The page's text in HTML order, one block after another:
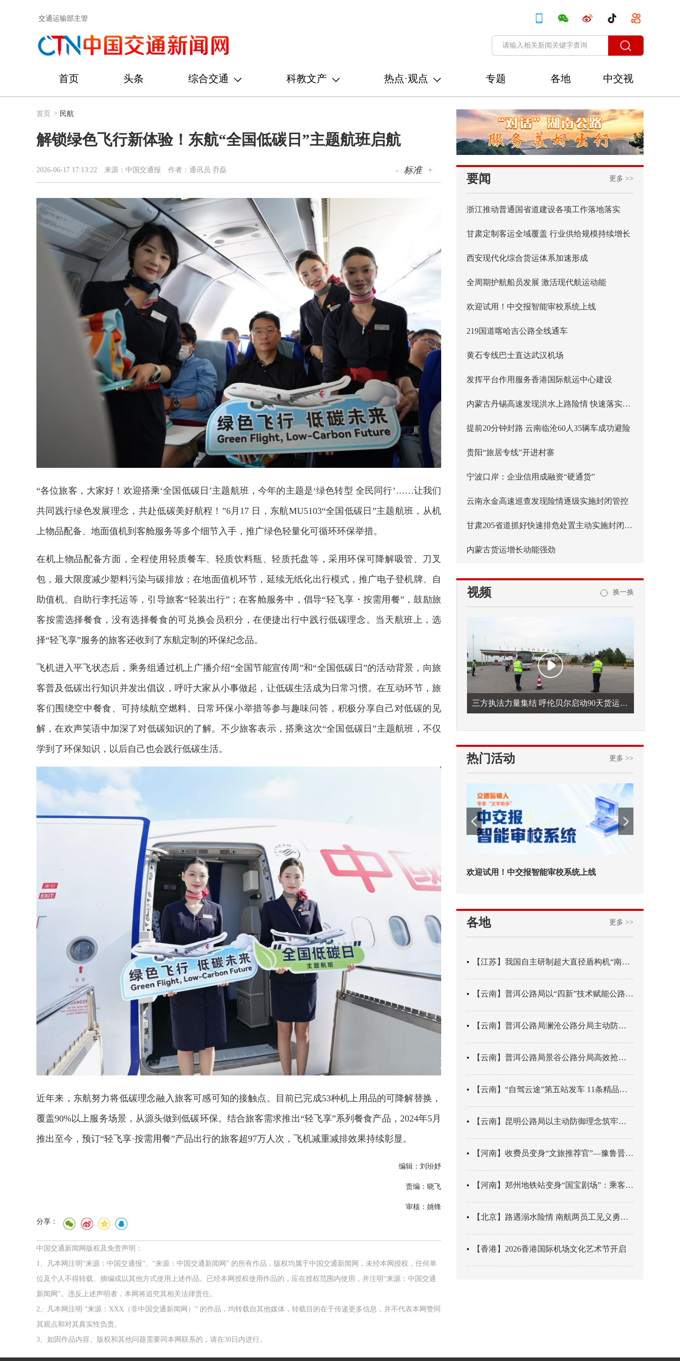
交通运输部主管
首页 头条 综合交通 科教文产 热点·观点 专题 各地
中交视
讯
首页 > 民航
解锁绿色飞行新体验！东航“全国低碳日”主题航班启航
2026-06-17 17:13:22 来源：中国交通报 作者：通讯员 乔磊 - 标准 +
“各位旅客，大家好！欢迎搭乘‘全国低碳日’主题航班，今年的主题是‘绿色转型 全民同行’……让我们
共同践行绿色发展理念，共赴低碳美好航程！”6月17 日，东航MU5103“全国低碳日”主题航班，从机
上物品配备、地面值机到客舱服务等多个细节入手，推广绿色轻量化可循环环保举措。
在机上物品配备方面，全程使用轻质餐车、轻质饮料瓶、轻质托盘等，采用环保可降解吸管、刀叉
包，最大限度减少塑料污染与碳排放；在地面值机环节，延续无纸化出行模式，推广电子登机牌、自
助值机、自助行李托运等，引导旅客“轻装出行”；在客舱服务中，倡导“轻飞享・按需用餐”，鼓励旅
客按需选择餐食，没有选择餐食的可兑换会员积分，在便捷出行中践行低碳理念。当天航班上，选
择“轻飞享”服务的旅客还收到了东航定制的环保纪念品。
飞机进入平飞状态后，乘务组通过机上广播介绍“全国节能宣传周”和“全国低碳日”的活动背景，向旅
客普及低碳出行知识并发出倡议，呼吁大家从小事做起，让低碳生活成为日常习惯。在互动环节，旅
客们围绕空中餐食、可持续航空燃料、日常环保小举措等参与趣味问答，积极分享自己对低碳的见
解，在欢声笑语中加深了对低碳知识的了解。不少旅客表示，搭乘这次“全国低碳日”主题航班，不仅
学到了环保知识，以后自己也会践行低碳生活。
近年来，东航努力将低碳理念融入旅客可感可知的接触点。目前已完成53种机上用品的可降解替换，
覆盖90%以上服务场景，从源头做到低碳环保。结合旅客需求推出“轻飞享”系列餐食产品，2024年5月
推出至今，预订“轻飞享·按需用餐”产品出行的旅客超97万人次，飞机减重减排效果持续彰显。
编辑：刘玢妤
责编：晓飞
审核：姚锋
分享：
中国交通新闻网版权及免责声明：
1、凡本网注明“来源：中国交通报”、“来源：中国交通新闻网” 的所有作品，版权均属于中国交通新闻网，未经本网授权，任何单
位及个人不得转载、摘编或以其他方式使用上述作品。已经本网授权使用作品的，应在授权范围内使用，并注明“来源：中国交通
新闻网”。违反上述声明者，本网将追究其相关法律责任。
2、凡本网注明 “来源：XXX（非中国交通新闻网）” 的作品，均转载自其他媒体，转载目的在于传递更多信息，并不代表本网赞同
其观点和对其真实性负责。
3、如因作品内容、版权和其他问题需要同本网联系的，请在30日内进行。
要闻 更多 >>
浙江推动普通国省道建设各项工作落地落实
甘肃定制客运全域覆盖 行业供给规模持续增长
西安现代化综合货运体系加速形成
全周期护航船员发展 激活现代航运动能
欢迎试用！中交报智能审校系统上线
219国道喀哈吉公路全线通车
黄石专线巴士直达武汉机场
发挥平台作用服务香港国际航运中心建设
内蒙古丹锡高速发现洪水上路险情 快速落实主线封闭管控
提前20分钟封路 云南临沧60人35辆车成功避险
贵阳“旅居专线”开进村寨
宁波口岸：企业信用成融资“硬通货”
云南永金高速巡查发现险情逐级实施封闭管控
甘肃205省道抓好快速排危处置主动实施封闭管控
内蒙古货运增长动能强劲
视频 换一换
三方执法力量集结 呼伦贝尔启动90天货运车辆违法专项整治
热门活动 更多 >>
2026年中国航海日论坛 交通运输执法“我是大队长”主题活动 欢迎试用！中交报智能审校系统上线
各地 更多 >>
【江苏】我国自主研制超大直径盾构机“南湖号”在常熟下线
【云南】普洱公路局以“四新”技术赋能公路养护
【云南】普洱公路局澜沧公路分局主动防御成功处置214国道山体崩塌险情
【云南】普洱公路局景谷公路分局高效抢通紧急送医村路
【云南】“自驾云途”第五站发车 11条精品线路串起全域风光
【云南】昆明公路局以主动防御理念筑牢汛期安全防线
【河南】收费员变身“文旅推荐官”—豫鲁晋四地市交旅融合让游客一下高速就“入戏”
【河南】郑州地铁站变身“国宝剧场”：乘客刚出车厢，就“入戏”千年
【北京】路遇溺水险情 南航两员工见义勇为科学施救
【香港】2026香港国际机场文化艺术节开启